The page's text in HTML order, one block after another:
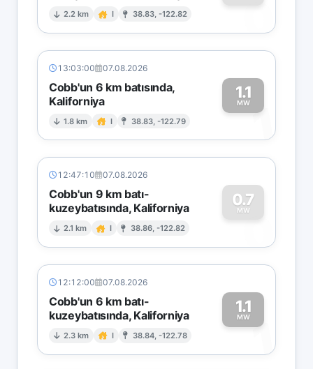
2.2 km I 38.83, -122.82 0
13:03:00 07.08.2026
Cobb'un 6 km batısında,
Kaliforniya
1.8 km I 38.83, -122.79
1.1
MW1
12:47:10 07.08.2026
Cobb'un 9 km batı-
kuzeybatısında, Kaliforniya
2.1 km I 38.86, -122.82
0.7
MW
0
12:12:00 07.08.2026
Cobb'un 6 km batı-
kuzeybatısında, Kaliforniya
2.3 km I 38.84, -122.78
1.1
MW1